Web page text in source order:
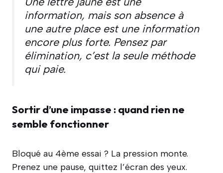
information, mais son absence à
une autre place est une information
encore plus forte. Pensez par
élimination, c’est la seule méthode
qui paie.
Sortir d’une impasse : quand rien ne
semble fonctionner
Bloqué au 4ème essai ? La pression monte.
Prenez une pause, quittez l’écran des yeux.